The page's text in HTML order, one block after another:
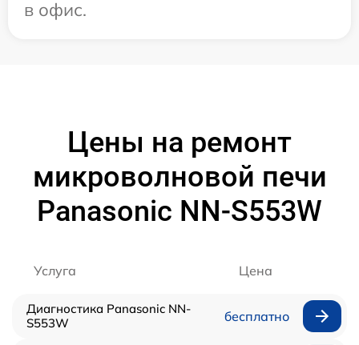
в офис.
Цены на ремонт
микроволновой печи
Panasonic NN-S553W
Услуга Цена
Диагностика Panasonic NN-
S553W
бесплатно